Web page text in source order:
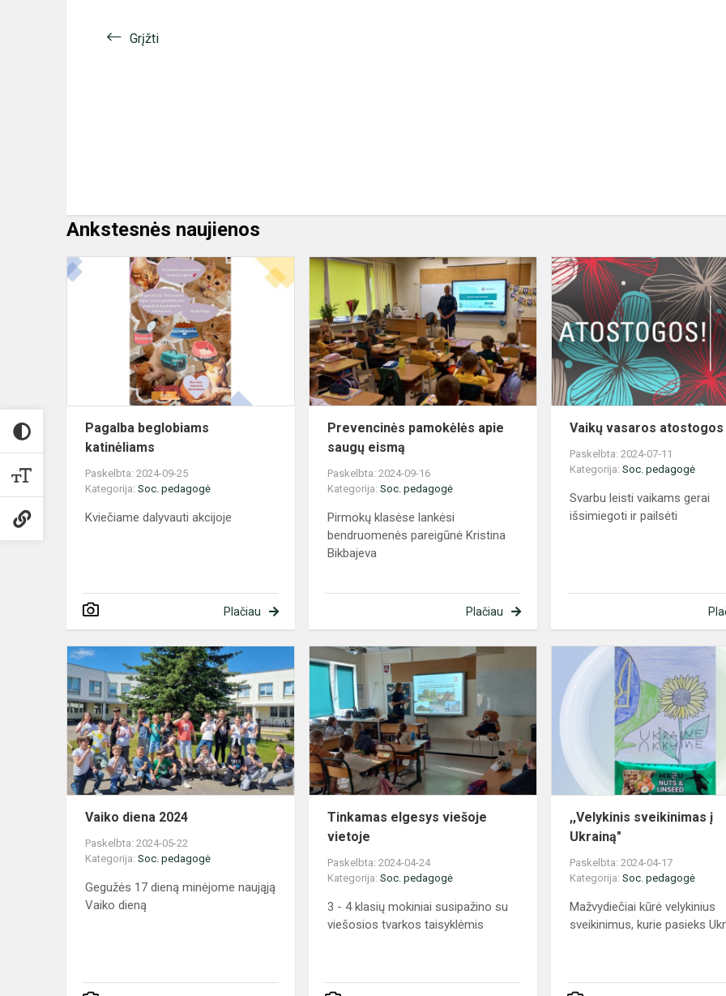
Grįžti
Ankstesnės naujienos
Pagalba
beglobiams
katinėliams
Pagalba beglobiams
katinėliams
Paskelbta: 2024-09-25
Kategorija: Soc. pedagogė
Kviečiame dalyvauti akcijoje
Plačiau
Prevencinės
pamokėlės
apie
saugų
eismą
Prevencinės pamokėlės apie
saugų eismą
Paskelbta: 2024-09-16
Kategorija:Soc. pedagogė
Pirmokų klasėse lankėsi
bendruomenės pareigūnė Kristina
Bikbajeva
Plačiau
Vaikų vasaros atostogos
Paskelbta: 2024-07-11
Kategorija:Soc. pedagogė
Svarbu leisti vaikams gerai
išsimiegoti ir pailsėti
Vaiko
diena
2024
Vaiko diena 2024
Paskelbta: 2024-05-22
Kategorija: Soc. pedagogė
Gegužės 17 dieną minėjome naująją
Vaiko dieną
Tinkamas
elgesys
viešoje
vietoje
Tinkamas elgesys viešoje
vietoje
Paskelbta: 2024-04-24
Kategorija:Soc. pedagogė
3 - 4 klasių mokiniai susipažino su
viešosios tvarkos taisyklėmis
,,Velykinis sveikinimas į
Ukrainą"
Paskelbta: 2024-04-17
Kategorija:Soc. pedagogė
Mažvydiečiai kūrė velykinius
sveikinimus, kurie pasieks